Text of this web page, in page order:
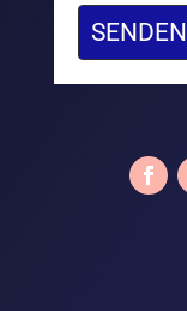
SENDEN